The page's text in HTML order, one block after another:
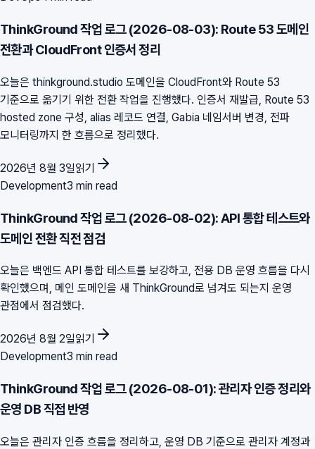
ThinkGround 작업 로그 (2026-08-03): Route 53 도메인
전환과 CloudFront 인증서 정리
오늘은 thinkground.studio 도메인을 CloudFront와 Route 53
기준으로 옮기기 위한 전환 작업을 진행했다. 인증서 재발급, Route 53
hosted zone 구성, alias 레코드 연결, Gabia 네임서버 변경, 전파
모니터링까지 한 흐름으로 정리했다.
2026년 8월 3일읽기
Development3 min read
ThinkGround 작업 로그 (2026-08-02): API 통합 테스트와
도메인 전환 직전 점검
오늘은 백엔드 API 통합 테스트를 보강하고, 전용 DB 운영 흐름을 다시
확인했으며, 메인 도메인을 새 ThinkGround로 넘겨도 되는지 운영
관점에서 점검했다.
2026년 8월 2일읽기
Development3 min read
ThinkGround 작업 로그 (2026-08-01): 관리자 인증 정리와
운영 DB 직접 반영
오늘은 관리자 인증 흐름을 정리하고, 운영 DB 기준으로 관리자 계정과